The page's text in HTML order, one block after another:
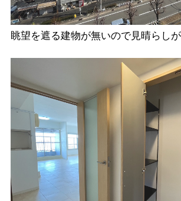
眺望を遮る建物が無いので見晴らし